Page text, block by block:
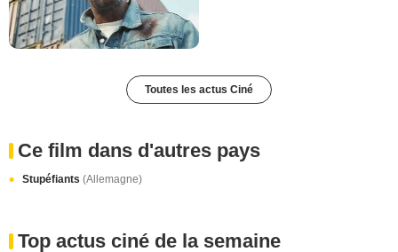
Toutes les actus Ciné
Ce film dans d'autres pays
Stupéfiants (Allemagne)
Top actus ciné de la semaine